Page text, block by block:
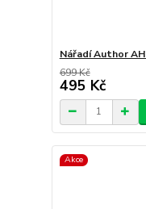
Nářadí Author
699 Kč
495 Kč
Akce